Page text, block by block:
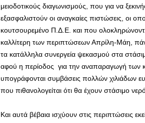
μειοδοτικούς διαγωνισμούς, που για να
εξασφαλιστούν οι αναγκαίες πιστώσεις, οι
κουτσουρεμένο Π.Δ.Ε. και που
καλλίτερη των περιπτώσεων Απρίλη-Μάη,
τα κατάλληλα συνεργεία ψεκασμού στα
αφού η περίοδος για την αναπαραγωγή των
υπογράφονται συμβάσεις πολλών χιλιάδων
που πιθανολογείται ότι θα έχουν στάσιμο
Και αυτά βέβαια ισχύουν στις περιπτώσεις